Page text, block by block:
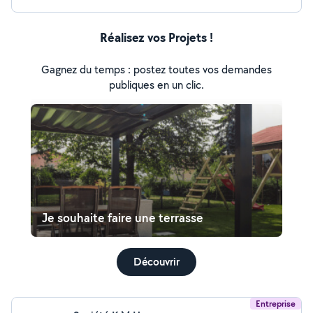
Réalisez vos Projets !
Gagnez du temps : postez toutes vos demandes
publiques en un clic.
Je souhaite faire une terrasse
Découvrir
Entreprise